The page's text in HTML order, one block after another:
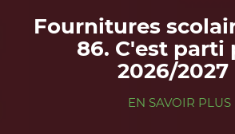
Fournitures
86. C'est parti
2026/2027
EN SAVOIR PLUS